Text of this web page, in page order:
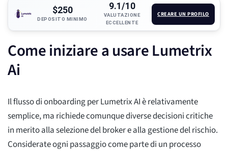
$250
DEPOSITO MINIMO
9.1/10
VALUTAZIONE
ECCELLENTE
CREARE UN PROFILO
Come iniziare a usare Lumetrix
Ai
Il flusso di onboarding per Lumetrix AI è relativamente
semplice, ma richiede comunque diverse decisioni critiche
in merito alla selezione del broker e alla gestione del rischio.
Considerate ogni passaggio come parte di un processo